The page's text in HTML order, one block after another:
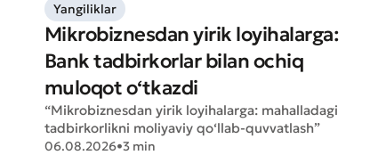
Yangiliklar
Mikrobiznesdan yirik loyihalarga:
Bank tadbirkorlar bilan ochiq
muloqot o‘tkazdi
“Mikrobiznesdan yirik loyihalarga: mahalladagi
tadbirkorlikni moliyaviy qo‘llab-quvvatlash”
06.08.2026•3 min